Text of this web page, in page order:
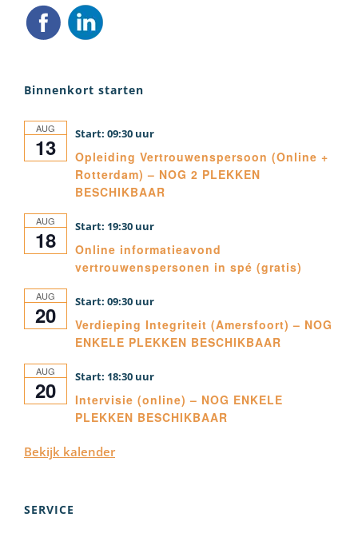
Binnenkort starten
AUG
13 09:30
Opleiding Vertrouwenspersoon (Online +
Rotterdam) – NOG 2 PLEKKEN
BESCHIKBAAR
AUG
18 19:30
Online informatieavond
vertrouwenspersonen in spé (gratis)
AUG
20 09:30
Verdieping Integriteit (Amersfoort) – NOG
ENKELE PLEKKEN BESCHIKBAAR
AUG
20 18:30
Intervisie (online) – NOG ENKELE
PLEKKEN BESCHIKBAAR
Bekijk kalender
SERVICE